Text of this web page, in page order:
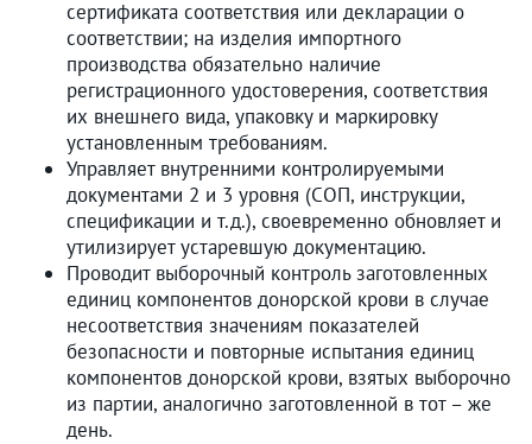
сертификата соответствия или декларации о
соответствии; на изделия импортного
производства обязательно наличие
регистрационного удостоверения, соответствия
их внешнего вида, упаковку и маркировку
установленным требованиям.
Управляет внутренними контролируемыми
документами 2 и 3 уровня (СОП, инструкции,
спецификации и т.д.), своевременно обновляет и
утилизирует устаревшую документацию.
Проводит выборочный контроль заготовленных
единиц компонентов донорской крови в случае
несоответствия значениям показателей
безопасности и повторные испытания единиц
компонентов донорской крови, взятых выборочно
из партии, аналогично заготовленной в тот – же
день.